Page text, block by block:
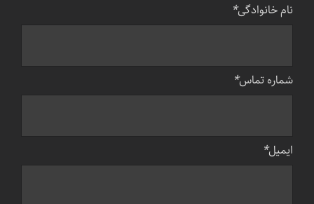
نام خانوادگی*
شماره تماس*
ایمیل*